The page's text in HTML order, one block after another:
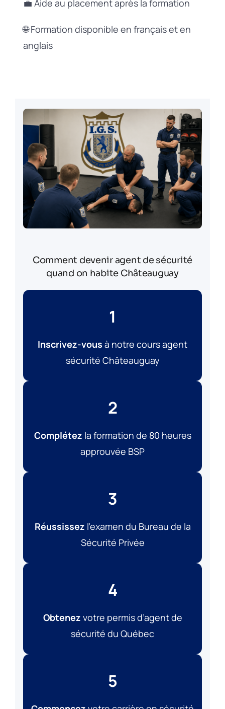
💼 Aide au placement après la formation
🌐 Formation disponible en français et en
anglais
Comment devenir agent de sécurité
quand on habite Châteauguay
1
Inscrivez-vous à notre cours agent
sécurité Châteauguay
2
Complétez la formation de 80 heures
approuvée BSP
3
Réussissez l’examen du Bureau de la
Sécurité Privée
4
Obtenez votre permis d’agent de
sécurité du Québec
5